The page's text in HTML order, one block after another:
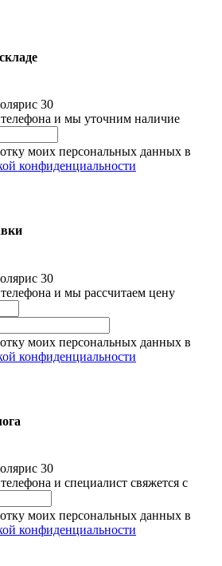
30
и мы уточним наличие
моих персональных данных в
конфиденциальности
30
и мы рассчитаем цену
моих персональных данных в
конфиденциальности
30
и специалист свяжется с
моих персональных данных в
конфиденциальности